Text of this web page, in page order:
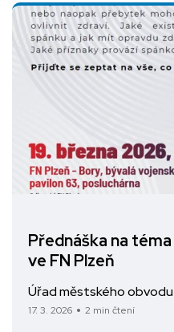
Přednáška na
ve FN Plzeň
Úřad městského
17. 3. 2026 2 min čtení